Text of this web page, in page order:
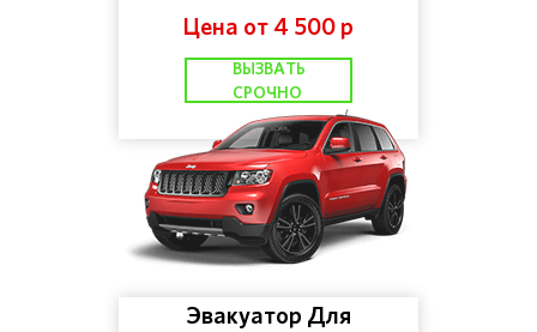
Цена от 4 500 р
ВЫЗВАТЬ
СРОЧНО
Эвакуатор Для